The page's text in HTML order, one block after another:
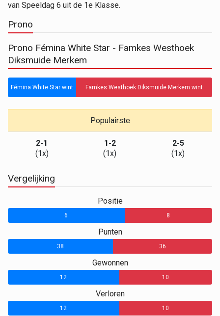
van Speeldag 6 uit de 1e Klasse.
Prono
Prono Fémina White Star - Famkes Westhoek
Diksmuide Merkem
Fémina White Star wint Famkes Westhoek Diksmuide Merkem wint
Populairste
2-1
(1x)
1-2
(1x)
2-5
(1x)
Vergelijking
Positie
6 8
Punten
38 36
Gewonnen
12 10
Verloren
12 10